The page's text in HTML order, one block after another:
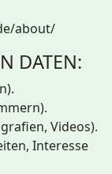
about/
DATEN:
Videos).
Interesse